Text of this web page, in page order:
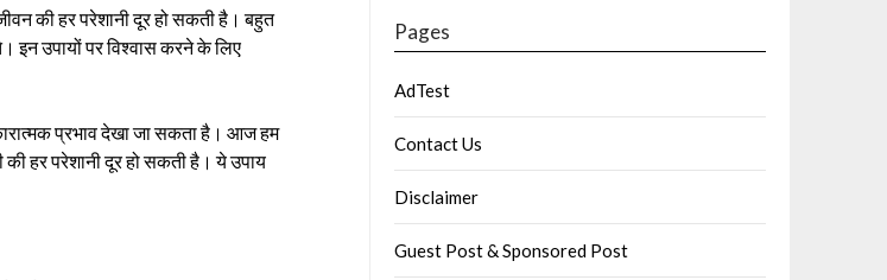
की हर परेशानी दूर हो सकती है। बहुत
इन उपायों पर विश्वास करने के लिए
प्रभाव देखा जा सकता है। आज हम
हर परेशानी दूर हो सकती है। ये उपाय
Pages
AdTest
Contact Us
Disclaimer
Guest Post & Sponsored Post